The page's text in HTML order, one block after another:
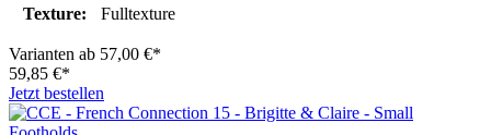
Texture:
Fulltexture
Varianten ab 57,00 €*
59,85 €*
Jetzt bestellen